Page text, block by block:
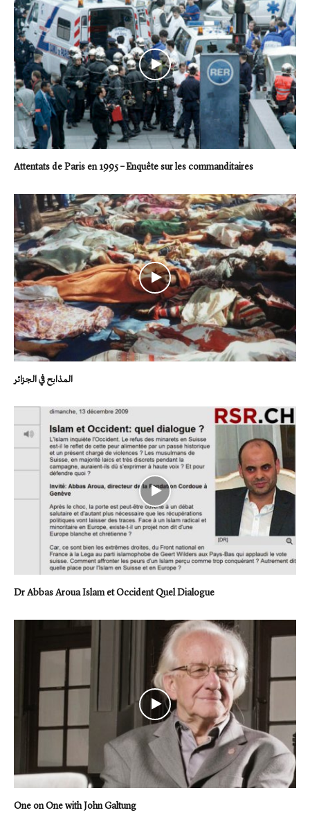
Attentats de Paris en 1995 – Enquête sur les commanditaires
المذابح في الجزائر
Dr Abbas Aroua Islam et Occident Quel Dialogue
One on One with John Galtung